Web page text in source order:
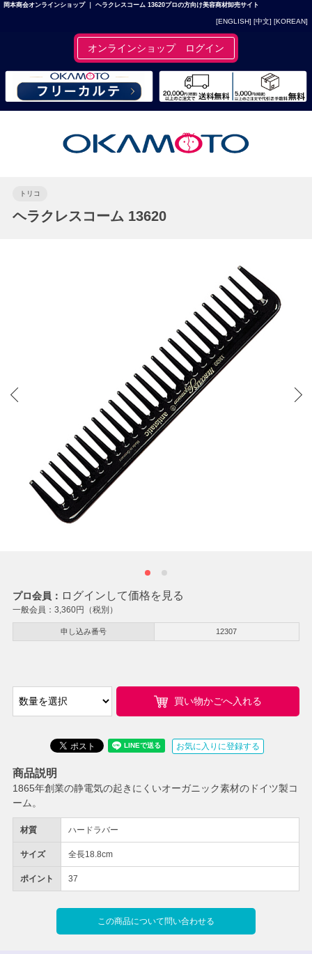
岡本商会オンラインショップ ｜ ヘラクレスコーム 13620プロの方向け美容商材卸売サイト
[ENGLISH] [中文] [KOREAN]
オンラインショップ ログイン
トリコ
ヘラクレスコーム 13620
プロ会員： ログインして価格を見る
一般会員： 3,360円（税別）
申し込み番号 12307
材質 ハードラバー
サイズ 全長18.8cm
ポイント 37
買い物かごへ入れる
お気に入りに登録する
この商品について問い合わせる
商品説明
1865年創業の静電気の起きにくいオーガニック素材のドイツ製コ
ーム。